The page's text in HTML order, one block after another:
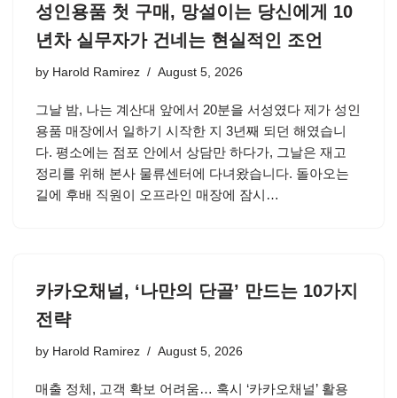
성인용품 첫 구매, 망설이는 당신에게 10
년차 실무자가 건네는 현실적인 조언
by Harold Ramirez August 5, 2026
그날 밤, 나는 계산대 앞에서 20분을 서성였다 제가 성인
용품 매장에서 일하기 시작한 지 3년째 되던 해였습니
다. 평소에는 점포 안에서 상담만 하다가, 그날은 재고
정리를 위해 본사 물류센터에 다녀왔습니다. 돌아오는
길에 후배 직원이 오프라인 매장에 잠시…
카카오채널, ‘나만의 단골’ 만드는 10가지
전략
by Harold Ramirez August 5, 2026
매출 정체, 고객 확보 어려움… 혹시 ‘카카오채널’ 활용